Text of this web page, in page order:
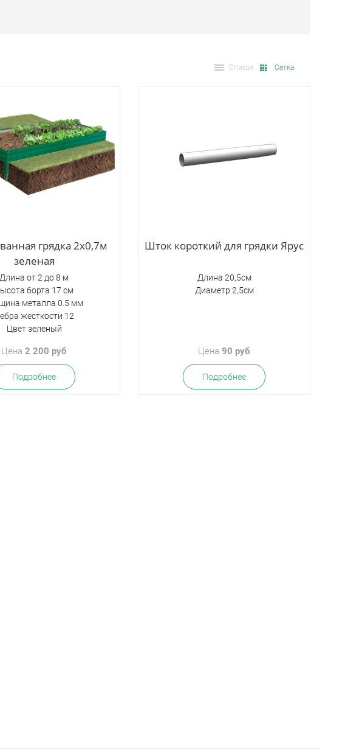
Список Сетка
грядка 2х0,7м
зеленая
Длина от 2 до 8 м
борта 17 см
металла 0.5 мм
жесткости 12
Цвет зеленый
Цена2 200 руб
Подробнее
Шток короткий для грядки Ярус
Длина 20,5см
Диаметр 2,5см
Цена90 руб
Подробнее